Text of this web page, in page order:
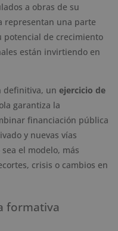
a obras de su
representan una parte
potencial de crecimiento
están invirtiendo en
definitiva, un ejercicio de
garantiza la
financiación pública
y nuevas vías
el modelo, más
crisis o cambios en
formativa